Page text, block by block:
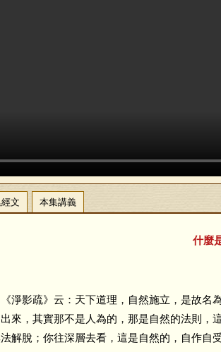
文 本集講義
什麼
影疏》云：天下道理，自然施立，是故名
來，其實那不是人為的，那是自然的法則，
解脫；你往深層去看，這是自然的，自作自